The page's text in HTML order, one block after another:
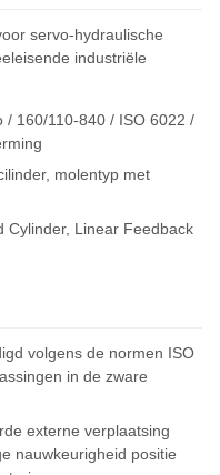
servo-hydraulische
industriële
/ 160/110-840 / ISO 6022 /
molentyp met
Cylinder, Linear Feedback
volgens de normen ISO
in de zware
externe verplaatsing
nauwkeurigheid positie